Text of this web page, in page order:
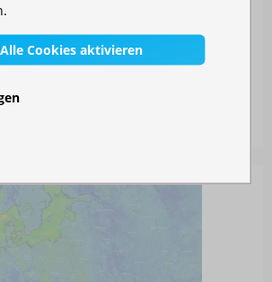
keine Sorgen über
Alle Cookies aktivieren